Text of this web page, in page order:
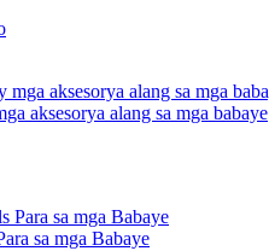
aksesorya alang sa mga babaye
sa mga Babaye